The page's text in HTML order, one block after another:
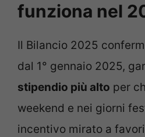
funziona nel
Il Bilancio 2025
dal 1° gennaio 2025,
stipendio più alto per
weekend e nei giorni
incentivo mirato a